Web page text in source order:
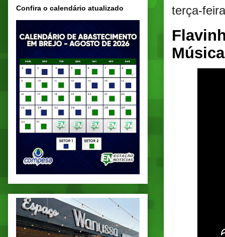
terça-
Confira o calendário atualizado